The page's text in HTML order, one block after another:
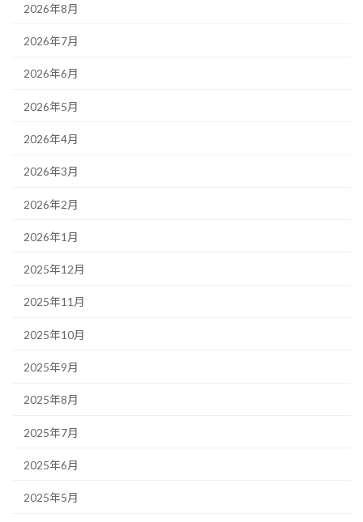
2026年8月
2026年7月
2026年6月
2026年5月
2026年4月
2026年3月
2026年2月
2026年1月
2025年12月
2025年11月
2025年10月
2025年9月
2025年8月
2025年7月
2025年6月
2025年5月